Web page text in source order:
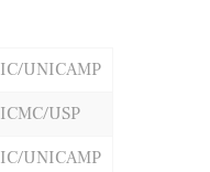
IC/UNICAMP
ICMC/USP
IC/UNICAMP